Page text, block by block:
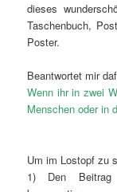
dieses
Taschenbuch,
Poster.
Beantwortet mir
Wenn ihr in zwei
Menschen oder in
Um im Lostopf zu
1) Den